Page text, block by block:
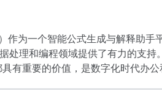
）作为一个智能公式生成与解释助手
处理和编程领域提供了有力的支持
有重要的价值，是数字化时代办公